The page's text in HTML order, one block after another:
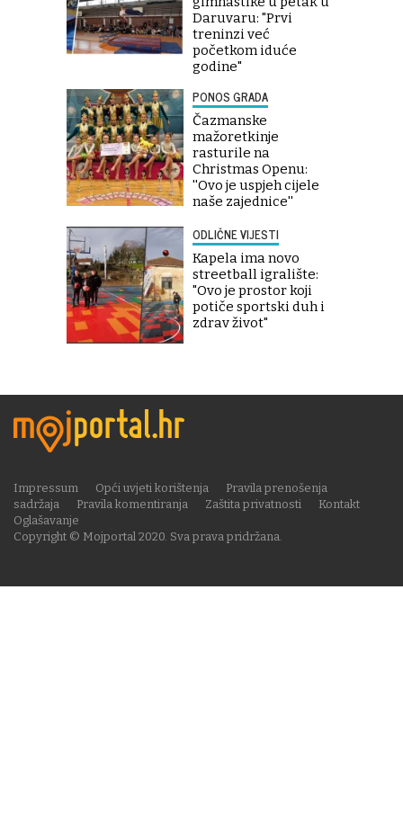
Daruvaru: "Prvi
treninzi već
početkom iduće
godine"
PONOS GRADA
Čazmanske
mažoretkinje
rasturile na
Christmas Openu:
''Ovo je uspjeh cijele
naše zajednice''
ODLIČNE VIJESTI
Kapela ima novo
streetball igralište:
"Ovo je prostor koji
potiče sportski duh i
zdrav život"
Copyright © Mojportal 2020. Sva prava pridržana.
Impressum Opći uvjeti korištenja
Pravila prenošenja
sadržaja
Pravila komentiranja Zaštita privatnosti
Kontakt
Oglašavanje